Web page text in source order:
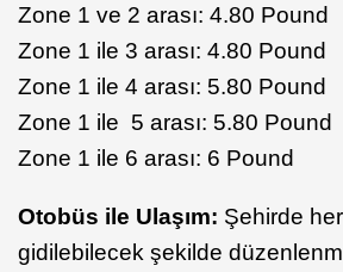
Zone 1 ve 2 arası: 4.80 Pound
Zone 1 ile 3 arası: 4.80 Pound
Zone 1 ile 4 arası: 5.80 Pound
Zone 1 ile 5 arası: 5.80 Pound
Zone 1 ile 6 arası: 6 Pound
Otobüs ile Ulaşım: Şehirde
gidilebilecek şekilde